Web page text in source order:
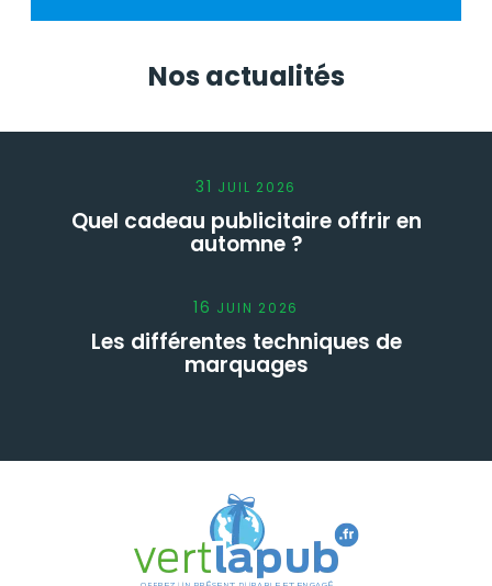
Nos actualités
31 JUIL 2026
Quel cadeau publicitaire offrir en
automne ?
16 JUIN 2026
Les différentes techniques de
marquages